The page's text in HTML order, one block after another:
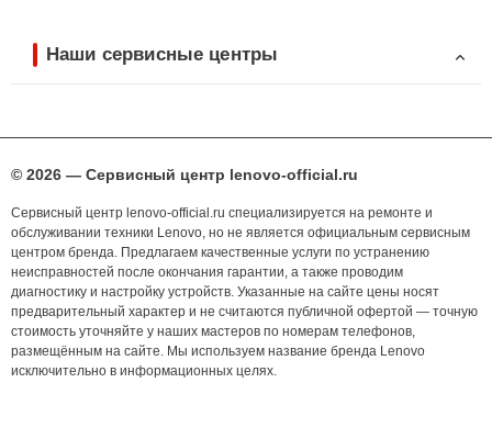
Наши сервисные центры
© 2026 — Сервисный центр lenovo-official.ru
Сервисный центр lenovo-official.ru специализируется на ремонте и
обслуживании техники Lenovo, но не является официальным сервисным
центром бренда. Предлагаем качественные услуги по устранению
неисправностей после окончания гарантии, а также проводим
диагностику и настройку устройств. Указанные на сайте цены носят
предварительный характер и не считаются публичной офертой — точную
стоимость уточняйте у наших мастеров по номерам телефонов,
размещённым на сайте. Мы используем название бренда Lenovo
исключительно в информационных целях.